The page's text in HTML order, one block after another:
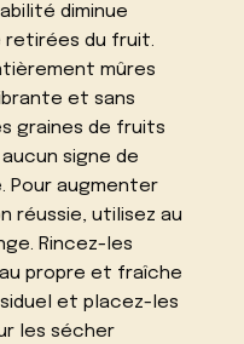
diminue
retirées du fruit.
mûres
et sans
graines de fruits
signe de
Pour augmenter
réussie, utilisez au
Rincez-les
propre et fraîche
et placez-les
les sécher